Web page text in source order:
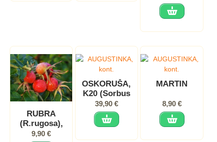
RUBRA
(R.rugosa),
kont.
9,90 €
OSKORUŠA,
K20 (Sorbus
domestica)
39,90 €
MARTIN
8,90 €